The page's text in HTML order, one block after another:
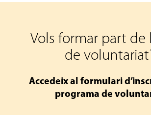
Vols formar part de
de
Accedeix al formulari
programa de